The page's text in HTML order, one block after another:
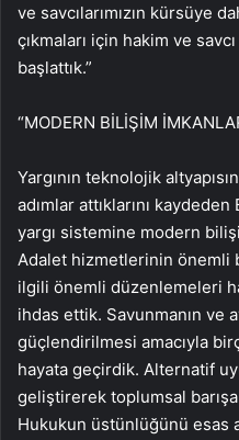
ve savcılarımızın kürsüye
çıkmaları için hakim ve savcı
başlattık.”
“MODERN BİLİŞİM
Yargının teknolojik
adımlar attıklarını
yargı sistemine modern
Adalet hizmetlerinin önemli
ilgili önemli düzenlemeleri
ihdas ettik. Savunmanın ve
güçlendirilmesi amacıyla
hayata geçirdik. Alternatif
geliştirerek toplumsal
Hukukun üstünlüğünü esas